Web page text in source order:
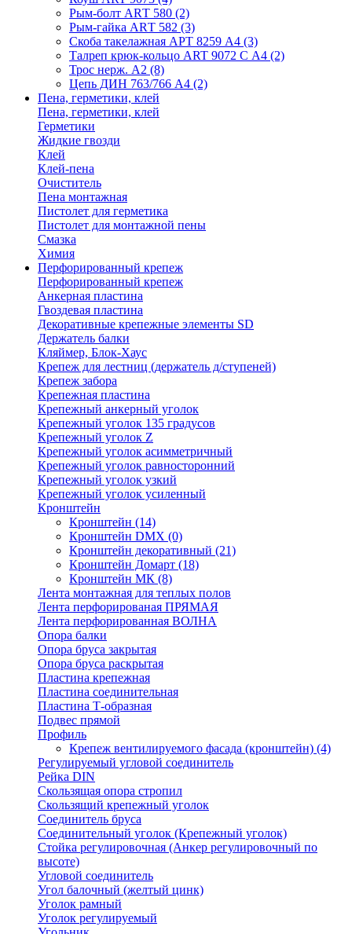
Рым-болт АRТ 580 (2)
Рым-гайка АRТ 582 (3)
Скоба такелажная АРТ 8259 А4 (3)
Талреп крюк-кольцо ART 9072 С A4 (2)
Трос нерж. А2 (8)
Цепь ДИН 763/766 А4 (2)
Пена, герметики, клей
Пена, герметики, клей
Герметики
Жидкие гвозди
Клей
Клей-пена
Очиститель
Пена монтажная
Пистолет для герметика
Пистолет для монтажной пены
Смазка
Химия
Перфорированный крепеж
Перфорированный крепеж
Анкерная пластина
Гвоздевая пластина
Декоративные крепежные элементы SD
Держатель балки
Кляймер, Блок-Хаус
Крепеж для лестниц (держатель д/ступеней)
Крепеж забора
Крепежная пластина
Крепежный анкерный уголок
Крепежный уголок 135 градусов
Крепежный уголок Z
Крепежный уголок асимметричный
Крепежный уголок равносторонний
Крепежный уголок узкий
Крепежный уголок усиленный
Кронштейн
Кронштейн (14)
Кронштейн DMX (0)
Кронштейн декоративный (21)
Кронштейн Домарт (18)
Кронштейн МК (8)
Лента монтажная для теплых полов
Лента перфорированая ПРЯМАЯ
Лента перфорированная ВОЛНА
Опора балки
Опора бруса закрытая
Опора бруса раскрытая
Пластина крепежная
Пластина соединительная
Пластина Т-образная
Подвес прямой
Профиль
Крепеж вентилируемого фасада (кронштейн) (4)
Регулируемый угловой соединитель
Рейка DIN
Скользящая опора стропил
Скользящий крепежный уголок
Соединитель бруса
Соединительный уголок (Крепежный уголок)
Стойка регулировочная (Анкер регулировочный по
высоте)
Угловой соединитель
Угол балочный (желтый цинк)
Уголок рамный
Уголок регулируемый